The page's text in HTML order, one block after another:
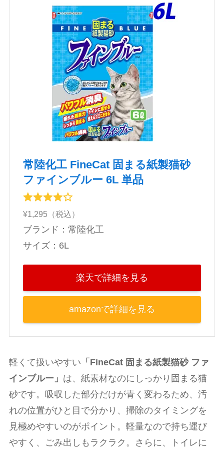
常陸化工 FineCat 固まる紙製猫砂
ファインブルー 6L 単品
¥1,295（税込）
ブランド：常陸化工
‎サイズ：6L
楽天で詳細を見る
amazonで詳細を見る
軽くて扱いやすい 「FineCat 固まる紙製猫砂 ファ
インブルー」 は、紙素材なのにしっかり固まる猫
砂です。吸収した部分だけが青く変わるため、汚
れの位置がひと目で分かり、掃除のタイミングを
見極めやすいのがポイント。軽量なので持ち運び
やすく、ごみ出しもラクラク。さらに、トイレに